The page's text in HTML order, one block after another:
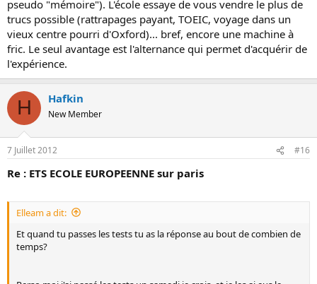
pseudo "mémoire"). L'école essaye de vous vendre le plus de
trucs possible (rattrapages payant, TOEIC, voyage dans un
vieux centre pourri d'Oxford)... bref, encore une machine à
fric. Le seul avantage est l'alternance qui permet d'acquérir de
l'expérience.
H Hafkin
New Member
7 Juillet 2012 #16
Re : ETS ECOLE EUROPEENNE sur paris
Elleam a dit:
Et quand tu passes les tests tu as la réponse au bout de combien de
temps?